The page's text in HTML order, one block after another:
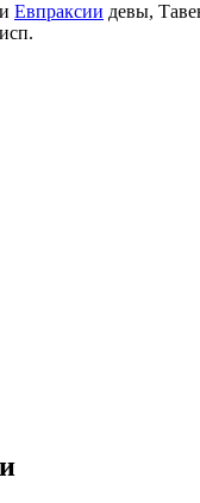
Евпраксии девы,
исп.